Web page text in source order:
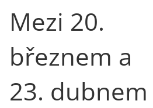
Mezi 20.
březnem a
23. dubnem